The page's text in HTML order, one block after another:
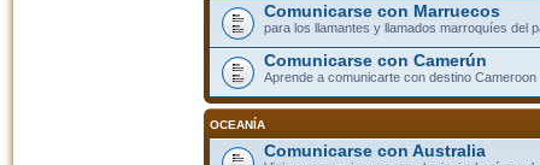
Comunicarse con Marruecos
para los llamantes y llamados marroquíes del
Comunicarse con Camerún
Aprende a comunicarte con destino Cameroon
OCEANÍA
Comunicarse con Australia